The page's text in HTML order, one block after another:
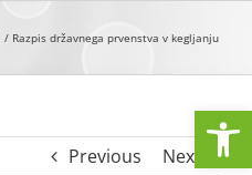
Razpis državnega prvenstva v kegljanju
Previous Next